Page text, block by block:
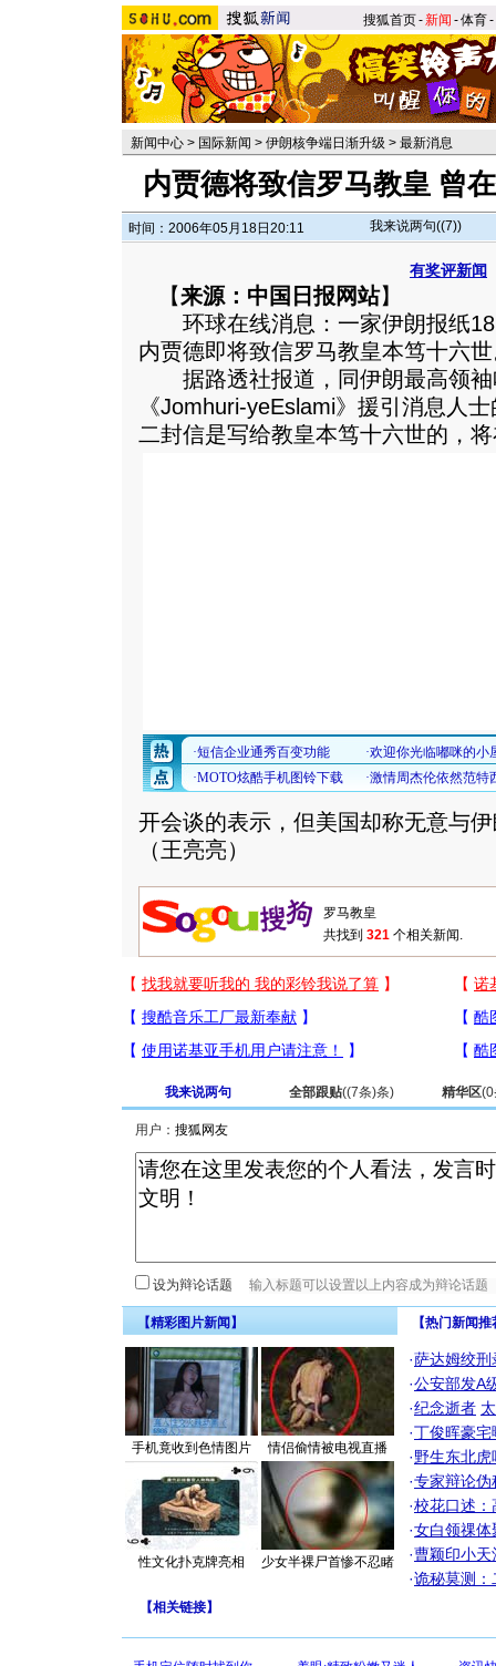
搜狐首页-新闻 -体育-
新闻中心 > 国际新闻 > 伊朗核争端日渐升级 > 最新消息
内贾德将致信罗马教皇 曾
时间：2006年05月18日20:11 我来说两句((7))
有奖评新闻
【来源：中国日报网站】
环球在线消息：一家伊朗报纸18
内贾德即将致信罗马教皇本笃十六
据路透社报道，同伊朗最高领袖
《Jomhuri-yeEslami》援引消息人
二封信是写给教皇本笃十六世的，
开会谈的表示，但美国却称无意与
（王亮亮）
共找到 321 个相关新闻.
我来说两句 全部跟贴((7条)条) 精华区(0
用户：
设为辩论话题
【精彩图片新闻】
手机竟收到色情图片 情侣偷情被电视直播
性文化扑克牌亮相 少女半裸尸首惨不忍睹
【热门新闻
·萨达姆绞刑
·公安部发A
·纪念逝者
·丁俊晖豪
·野生东北
·专家辩论伪
·校花口述：
·女白领祼体
·曹颖印小天
·诡秘莫测：
【相关链接】